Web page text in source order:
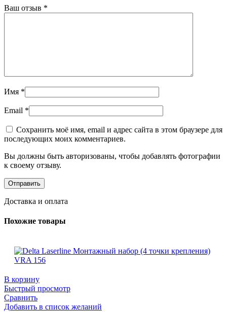
Ваш отзыв *
Имя *
Email *
Сохранить моё имя, email и адрес сайта в этом браузере для
последующих моих комментариев.
Вы должны быть авторизованы, чтобы добавлять фотографии
к своему отзыву.
Доставка и оплата
Похожие товары
В корзину
Быстрый просмотр
Сравнить
Добавить в список желаний